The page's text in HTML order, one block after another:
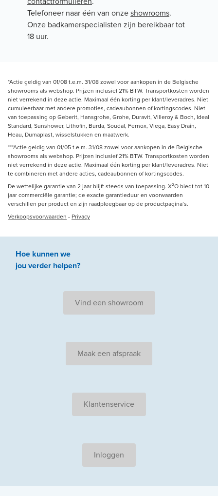
Telefoneer naar één van onzeshowrooms.
Onze badkamerspecialisten zijn bereikbaar tot
18 uur.
*Actie geldig van 01/08 t.e.m. 31/08 zowel voor aankopen in de Belgische
showrooms als webshop. Prijzen inclusief 21% BTW. Transportkosten worden
niet verrekend in deze actie. Maximaal één korting per klant/leveradres. Niet
cumuleerbaar met andere promoties, cadeaubonnen of kortingscodes. Niet
van toepassing op Geberit, Hansgrohe, Grohe, Duravit, Villeroy & Boch, Ideal
Standard, Sunshower, Lithofin, Burda, Soudal, Fernox, Viega, Easy Drain,
Heau, Dumaplast, wisselstukken en maatwerk.
***Actie geldig van 01/05 t.e.m. 31/08 zowel voor aankopen in de Belgische
showrooms als webshop. Prijzen inclusief 21% BTW. Transportkosten worden
niet verrekend in deze actie. Maximaal één korting per klant/leveradres. Niet
te combineren met andere acties, cadeaubonnen of kortingscodes.
De wettelijke garantie van 2 jaar blijft steeds van toepassing. X²O biedt tot 10
jaar commerciële garantie; de exacte garantieduur en voorwaarden
verschillen per product en zijn raadpleegbaar op de productpagina’s.
Verkoopsvoorwaarden - Privacy
Hoe kunnen we
jouverder helpen?
Vind een showroom
Maak een afspraak
Klantenservice
Inloggen